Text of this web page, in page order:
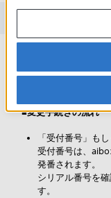
aiboベーシックプラ
を承継し、契約名義
または離別の場合に
以下をご確認いただ
■変更手続きの流れ
「受付番号」も
受付番号は、
発番されます。
シリアル番号を
す。